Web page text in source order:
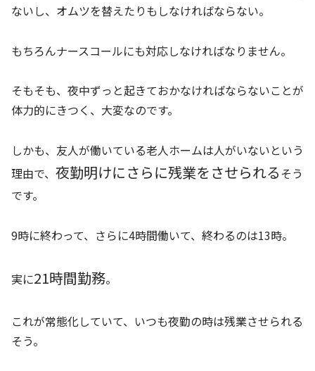
ないし、オムツを替えたりもしなければならない。
もちろんナースコールにも対応しなければなりません。
そもそも、夜中ずっと起きておかなければならないことが
体力的にきつく、大変なのです。
しかも、友人が働いている老人ホームは人がいないという
理由で、 夜勤明けにさらに残業をさせられる そう
です。
9時に終わって、さらに4時間働いて、終わるのは13時。
実に21時間勤務。
これが常態化していて、いつも夜勤の時は残業させられる
そう。